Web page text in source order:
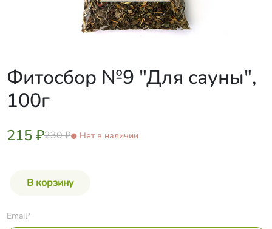
Фитосбор №9 "Для сауны",
100г
215 ₽230 ₽ Нет в наличии
Email*